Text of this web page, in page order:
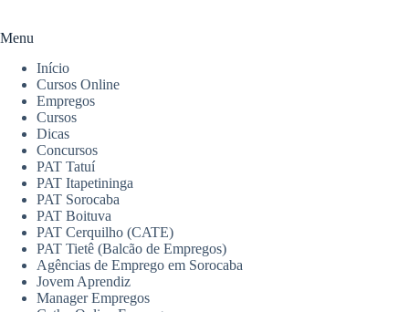
Menu
Início
Cursos Online
Empregos
Cursos
Dicas
Concursos
PAT Tatuí
PAT Itapetininga
PAT Sorocaba
PAT Boituva
PAT Cerquilho (CATE)
PAT Tietê (Balcão de Empregos)
Agências de Emprego em Sorocaba
Jovem Aprendiz
Manager Empregos